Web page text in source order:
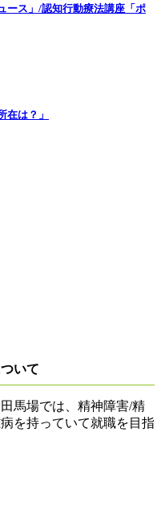
ース」/認知行動療法講座「ポ
在は？」
いて
馬場では、精神障害/精
を持っていて就職を目指